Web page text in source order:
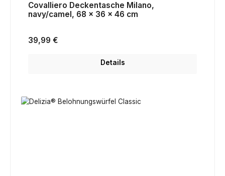
Covalliero Deckentasche Milano,
navy/camel, 68 x 36 x 46 cm
Regulärer Preis:
39,99 €
Details